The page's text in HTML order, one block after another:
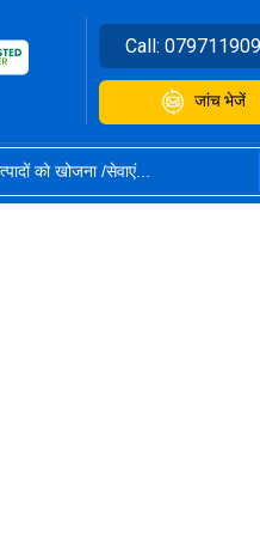
Call:
जांच भेजें